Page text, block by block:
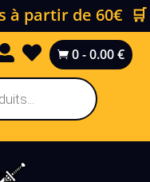
à partir de 60€ 🛒
  0-0.00€